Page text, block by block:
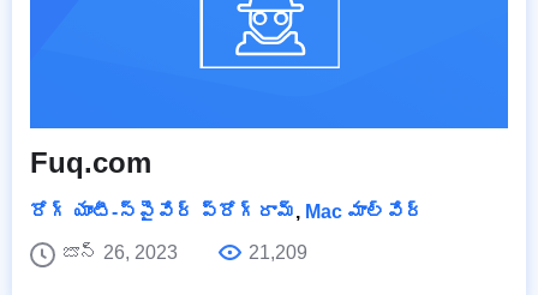
Fuq.com
రోగ్ యాంటీ-స్పైవేర్ ప్రోగ్రామ్, Mac మాల్వేర్
జూన్ 26, 2023
21,209